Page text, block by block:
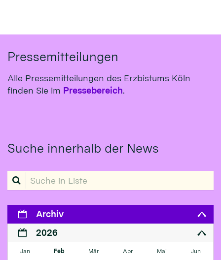
Pressemitteilungen
Alle Pressemitteilungen des Erzbistums Köln
finden Sie im Pressebereich.
Suche innerhalb der News
Suche in Liste
Archiv
2026
Jan Feb Mär Apr Mai Jun